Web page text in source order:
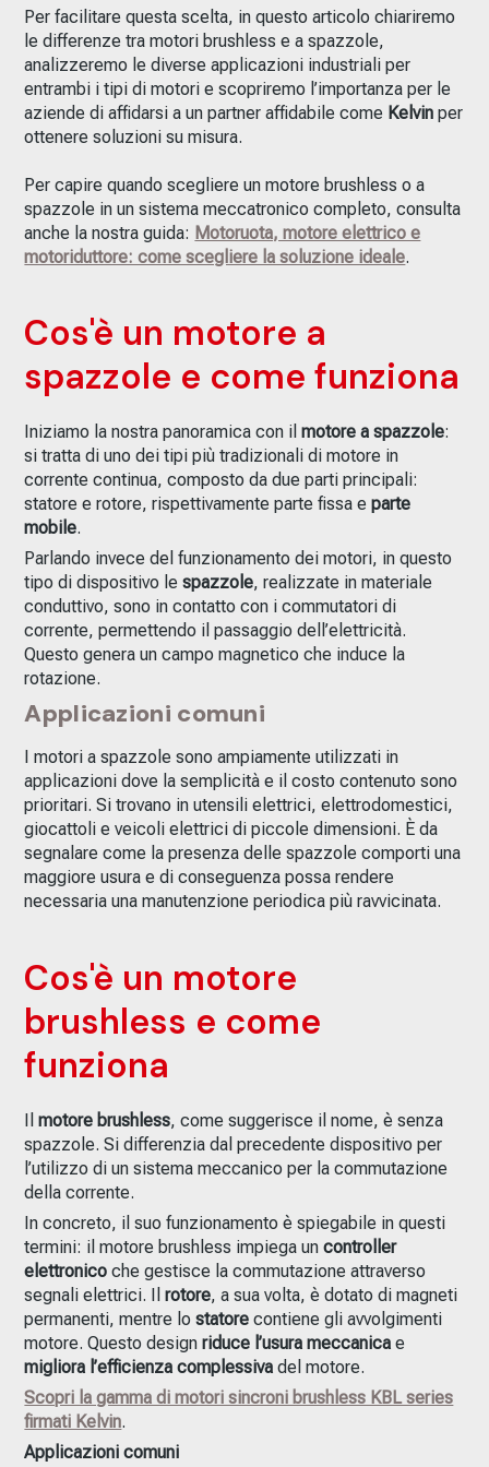
Per facilitare questa scelta, in questo articolo chiariremo
le differenze tra motori brushless e a spazzole,
analizzeremo le diverse applicazioni industriali per
entrambi i tipi di motori e scopriremo l’importanza per le
aziende di affidarsi a un partner affidabile come Kelvinper
ottenere soluzioni su misura.
Per capire quando scegliere un motore brushless o a
spazzole in un sistema meccatronico completo, consulta
anche la nostra guida: Motoruota, motore elettrico e
motoriduttore: come scegliere la soluzione ideale.
Cos'è un motore a
spazzole e come funziona
Iniziamo la nostra panoramica con ilmotore a spazzole:
si tratta di uno dei tipi più tradizionali di motore in
corrente continua, composto da due parti principali:
statore e rotore, rispettivamente parte fissa eparte
mobile.
Parlando invece del funzionamento dei motori, in questo
tipo di dispositivo lespazzole, realizzate in materiale
conduttivo, sono in contatto con i commutatori di
corrente, permettendo il passaggio dell’elettricità.
Questo genera un campo magnetico che induce la
rotazione.
Applicazioni comuni
I motori a spazzole sono ampiamente utilizzati in
applicazioni dove la semplicità e il costo contenuto sono
prioritari. Si trovano in utensili elettrici, elettrodomestici,
giocattoli e veicoli elettrici di piccole dimensioni. È da
segnalare come la presenza delle spazzole comporti una
maggiore usura e di conseguenza possa rendere
necessaria una manutenzione periodica più ravvicinata.
Cos'è un motore
brushless e come
funziona
Ilmotore brushless, come suggerisce il nome, è senza
spazzole. Si differenzia dal precedente dispositivo per
l’utilizzo di un sistema meccanico per la commutazione
della corrente.
In concreto, il suo funzionamento è spiegabile in questi
termini: il motore brushless impiega uncontroller
elettronico che gestisce la commutazione attraverso
segnali elettrici. Ilrotore, a sua volta, è dotato di magneti
permanenti, mentre lostatore contiene gli avvolgimenti
motore. Questo designriduce l’usura meccanica e
migliora l’efficienza complessiva del motore.
Scopri la gamma di motori sincroni brushless KBL series
firmati Kelvin.
Applicazioni comuni